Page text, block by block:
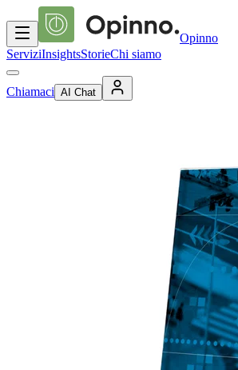
Opinno
ServiziInsightsStorieChi siamo
Chiamaci AI Chat